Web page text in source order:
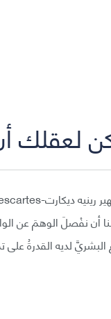
لعقلك
أن نفْصلَ الوهمَ عن
البشريَّ لديه القدرةُ